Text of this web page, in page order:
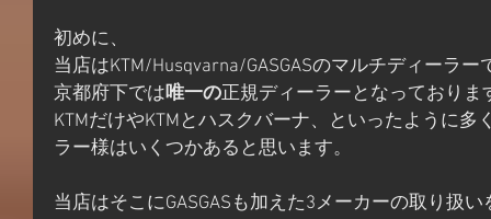
初めに、
当店はKTM/Husqvarna/GASGASのマルチディーラー
京都府下では唯一の正規ディーラーとなっておりま
KTMだけやKTMとハスクバーナ、といったように多
ラー様はいくつかあると思います。
当店はそこにGASGASも加えた3メーカーの取り扱い